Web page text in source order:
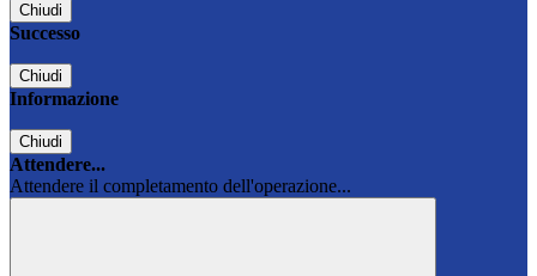
Chiudi
Successo
Chiudi
Informazione
Chiudi
Attendere...
Attendere il completamento dell'operazione...